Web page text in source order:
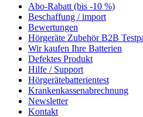
Abo-Rabatt (bis -10 %)
Beschaffung / import
Bewertungen
Hörgeräte Zubehör B2B
Wir kaufen Ihre Batterien
Defektes Produkt
Hilfe / Support
Hörgerätebatterientest
Krankenkassenabrechnung
Newsletter
Kontakt